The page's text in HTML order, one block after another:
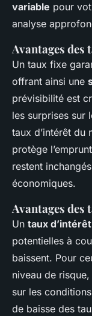
variable pour
analyse
Avantages des
Un taux fixe
offrant ainsi une
prévisibilité est
les surprises sur
taux d’intérêt du
protège
restent
économiques.
Avantages des
Un taux
potentielles à
baissent. Pour
niveau de
sur les
de baisse des